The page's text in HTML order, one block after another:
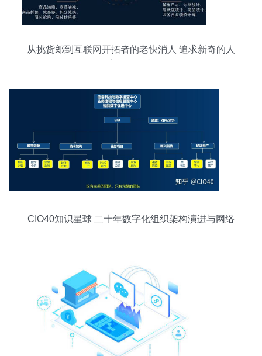
从挑货郎到互联网开拓者的老快消人 追求新奇的人
CIO40知识星球 二十年数字化组织架构演进与网络